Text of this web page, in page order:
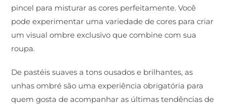
pincel para misturar as cores perfeitamente. Você
pode experimentar uma variedade de cores para criar
um visual ombre exclusivo que combine com sua
roupa.
De pastéis suaves a tons ousados e brilhantes, as
unhas ombré são uma experiência obrigatória para
quem gosta de acompanhar as últimas tendências de